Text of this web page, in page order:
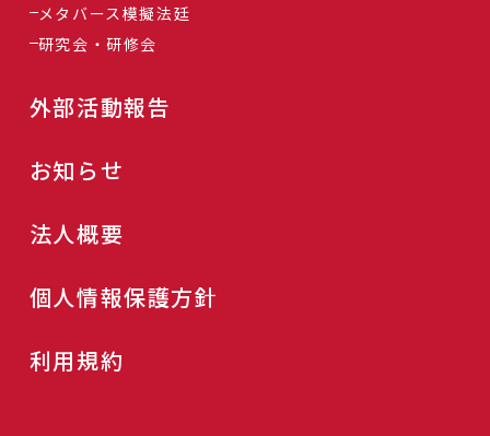
メタバース模擬法廷
研究会・研修会
外部活動報告
お知らせ
法人概要
個人情報保護方針
利用規約